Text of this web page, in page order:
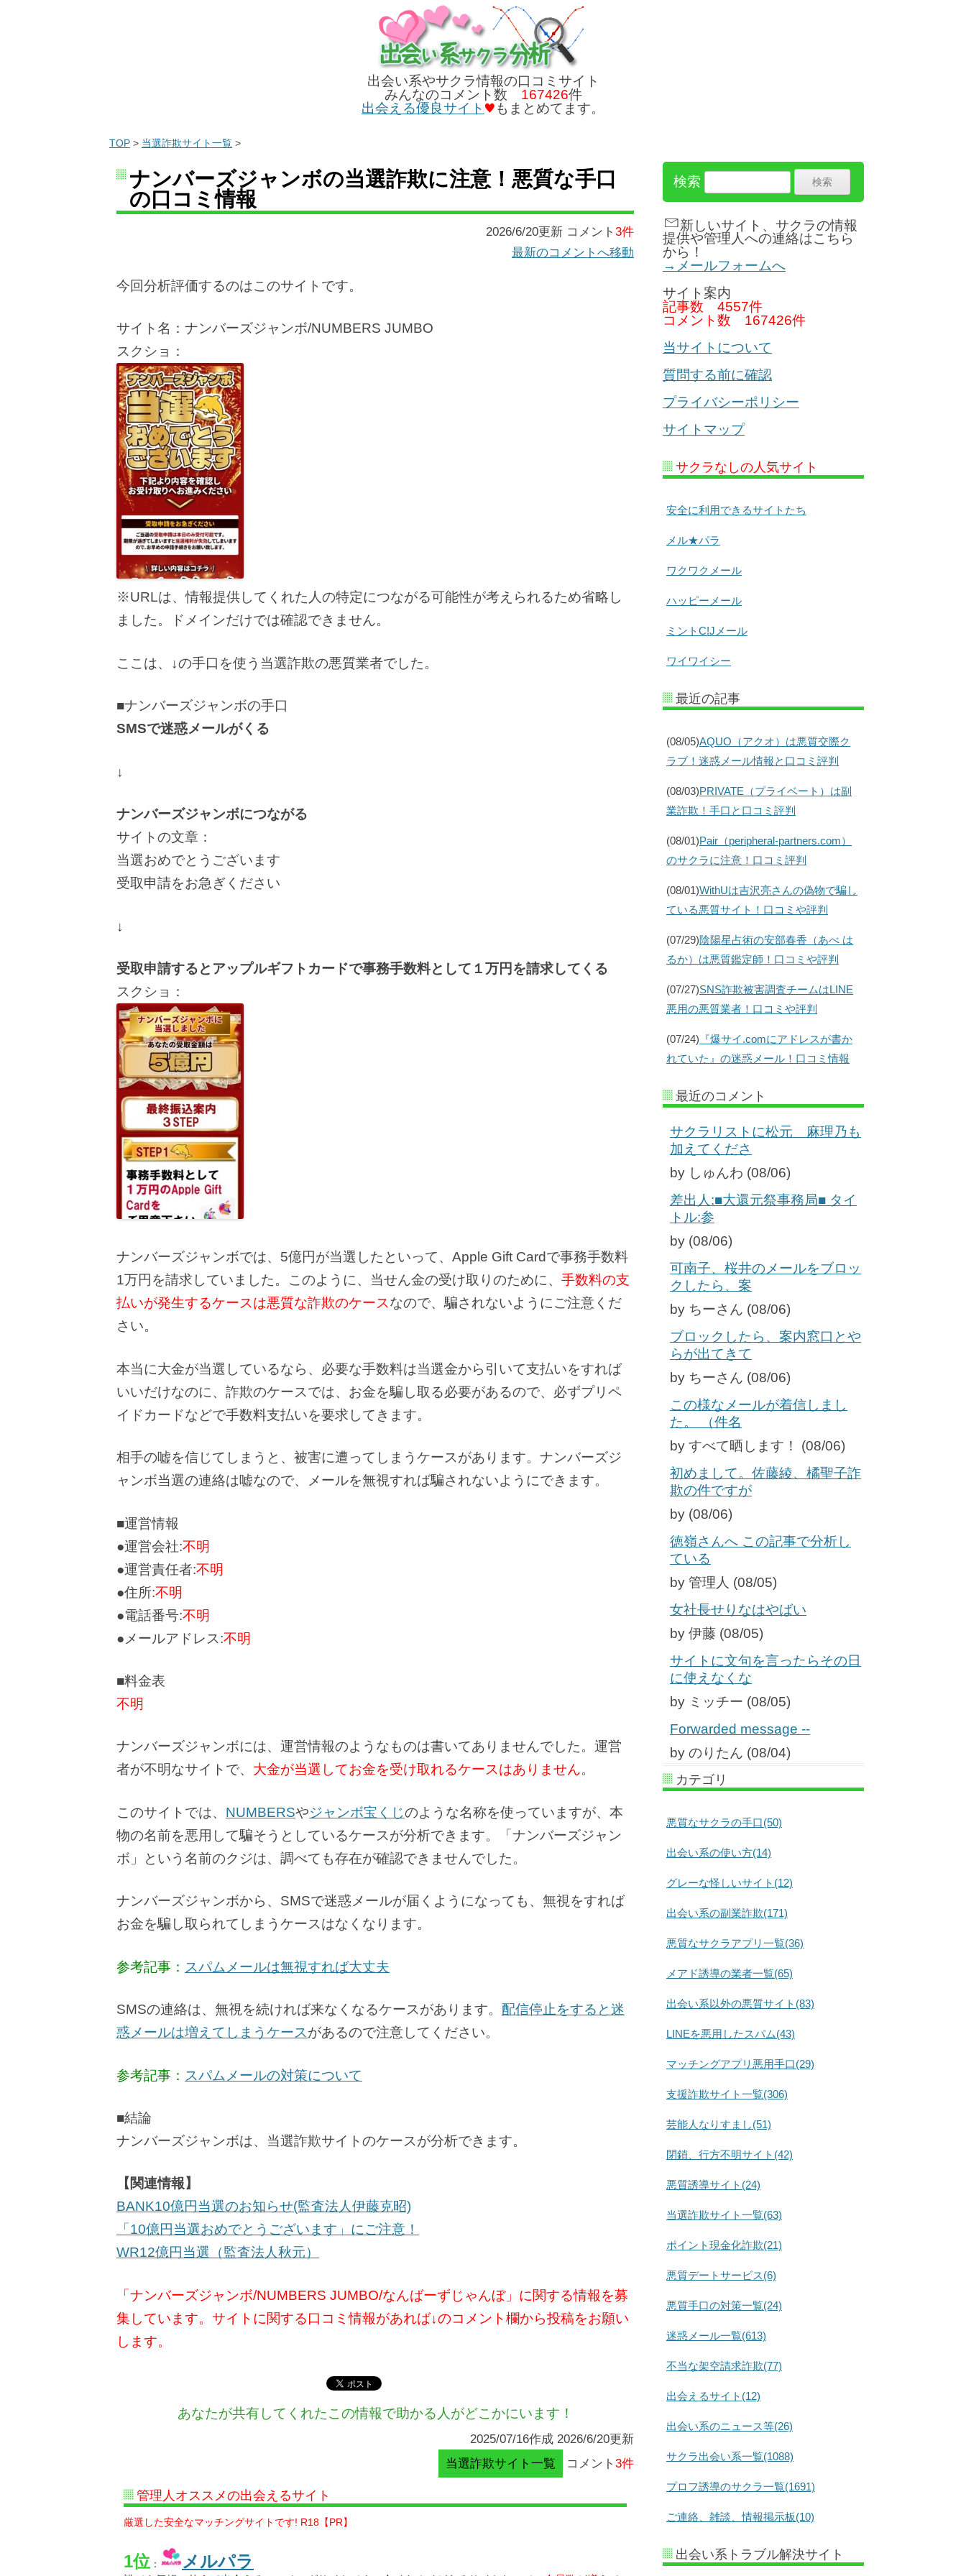
出会い系やサクラ情報の口コミサイト
みんなのコメント数 167426件
出会える優良サイト
もまとめてます。
TOP > 当選詐欺サイト一覧 >
ナンバーズジャンボの当選詐欺に注意！悪質な手口
の口コミ情報
2026/6/20更新 コメント 3件
最新のコメントへ移動
今回分析評価するのはこのサイトです。
サイト名：ナンバーズジャンボ/NUMBERS JUMBO
スクショ：
※URLは、情報提供してくれた人の特定につながる可能性が考えられるため省略し
ました。ドメインだけでは確認できません。
ここは、↓の手口を使う当選詐欺の悪質業者でした。
■ナンバーズジャンボの手口
SMSで迷惑メールがくる
↓
ナンバーズジャンボにつながる
サイトの文章：
当選おめでとうございます
受取申請をお急ぎください
↓
受取申請するとアップルギフトカードで事務手数料として１万円を請求してくる
スクショ：
ナンバーズジャンボでは、5億円が当選したといって、Apple Gift Cardで事務手数料
1万円を請求していました。このように、当せん金の受け取りのために、 手数料の支
払いが発生するケースは悪質な詐欺のケースなので、騙されないようにご注意くだ
さい。
本当に大金が当選しているなら、必要な手数料は当選金から引いて支払いをすれば
いいだけなのに、詐欺のケースでは、お金を騙し取る必要があるので、必ずプリペ
イドカードなどで手数料支払いを要求してきます。
相手の嘘を信じてしまうと、被害に遭ってしまうケースがあります。ナンバーズジ
ャンボ当選の連絡は嘘なので、メールを無視すれば騙されないようにできます。
■運営情報
●運営会社:不明
●運営責任者:不明
●住所:不明
●電話番号:不明
●メールアドレス:不明
■料金表
不明
ナンバーズジャンボには、運営情報のようなものは書いてありませんでした。運営
者が不明なサイトで、 大金が当選してお金を受け取れるケースはありません。
このサイトでは、 NUMBERSやジャンボ宝くじのような名称を使っていますが、本
物の名前を悪用して騙そうとしているケースが分析できます。「ナンバーズジャン
ボ」という名前のクジは、調べても存在が確認できませんでした。
ナンバーズジャンボから、SMSで迷惑メールが届くようになっても、無視をすれば
お金を騙し取られてしまうケースはなくなります。
参考記事： スパムメールは無視すれば大丈夫
SMSの連絡は、無視を続ければ来なくなるケースがあります。 配信停止をすると迷
惑メールは増えてしまうケースがあるので注意してください。
参考記事： スパムメールの対策について
■結論
ナンバーズジャンボは、当選詐欺サイトのケースが分析できます。
【関連情報】
BANK10億円当選のお知らせ(監査法人伊藤克昭)
「10億円当選おめでとうございます」にご注意！
WR12億円当選（監査法人秋元）
「ナンバーズジャンボ/NUMBERS JUMBO/なんばーずじゃんぼ」に関する情報を募
集しています。サイトに関する口コミ情報があれば↓のコメント欄から投稿をお願い
します。
あなたが共有してくれたこの情報で助かる人がどこかにいます！
2025/07/16作成 2026/6/20更新
当選詐欺サイト一覧
コメント 3件
管理人オススメの出会えるサイト
厳選した安全なマッチングサイトです! R18【PR】
1位： メルパラ
検索
新しいサイト、サクラの情報
提供や管理人への連絡はこちら
から！
→メールフォームへ
サイト案内
記事数 4557件
コメント数 167426件
当サイトについて
質問する前に確認
プライバシーポリシー
サイトマップ
サクラなしの人気サイト
安全に利用できるサイトたち
メル★パラ
ワクワクメール
ハッピーメール
ミントC!Jメール
ワイワイシー
最近の記事
(08/05)AQUO（アクオ）は悪質交際ク
ラブ！迷惑メール情報と口コミ評判
(08/03)PRIVATE（プライベート）は副
業詐欺！手口と口コミ評判
(08/01)Pair（peripheral-partners.com）
のサクラに注意！口コミ評判
(08/01)WithUは吉沢亮さんの偽物で騙し
ている悪質サイト！口コミや評判
(07/29)陰陽星占術の安部春香（あべ は
るか）は悪質鑑定師！口コミや評判
(07/27)SNS詐欺被害調査チームはLINE
悪用の悪質業者！口コミや評判
(07/24) 『爆サイ.comにアドレスが書か
れていた』の迷惑メール！口コミ情報
最近のコメント
サクラリストに松元 麻理乃も
加えてくださ
by しゅんわ (08/06)
差出人:■大還元祭事務局■ タイ
トル:参
by (08/06)
可南子、桜井のメールをブロッ
クしたら、案
by ちーさん (08/06)
ブロックしたら、案内窓口とや
らが出てきて
by ちーさん (08/06)
この様なメールが着信しまし
た。 （件名
by すべて晒します！ (08/06)
初めまして。佐藤綾、橘聖子詐
欺の件ですが
by (08/06)
徳嶺さんへ この記事で分析し
ている
by 管理人 (08/05)
女社長せりなはやばい
by 伊藤 (08/05)
サイトに文句を言ったらその日
に使えなくな
by ミッチー (08/05)
Forwarded message --
by のりたん (08/04)
カテゴリ
悪質なサクラの手口(50)
出会い系の使い方(14)
グレーな怪しいサイト(12)
出会い系の副業詐欺(171)
悪質なサクラアプリ一覧(36)
メアド誘導の業者一覧(65)
出会い系以外の悪質サイト(83)
LINEを悪用したスパム(43)
マッチングアプリ悪用手口(29)
支援詐欺サイト一覧(306)
芸能人なりすまし(51)
閉鎖、行方不明サイト(42)
悪質誘導サイト(24)
当選詐欺サイト一覧(63)
ポイント現金化詐欺(21)
悪質デートサービス(6)
悪質手口の対策一覧(24)
迷惑メール一覧(613)
不当な架空請求詐欺(77)
出会えるサイト(12)
出会い系のニュース等(26)
サクラ出会い系一覧(1088)
プロフ誘導のサクラ一覧(1691)
ご連絡、雑談、情報掲示板(10)
出会い系トラブル解決サイト